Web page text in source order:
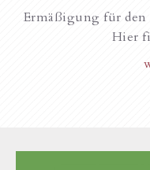
Ermäßigung für den
Hier